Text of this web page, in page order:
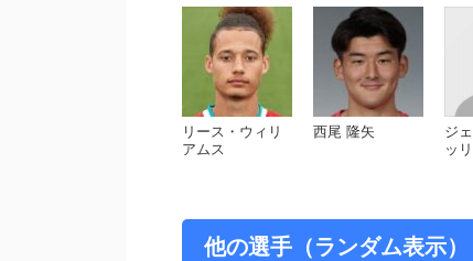
リース・ウィリ
アムス
西尾 隆矢
ジ
ッリ
他の選手（ランダム表示）